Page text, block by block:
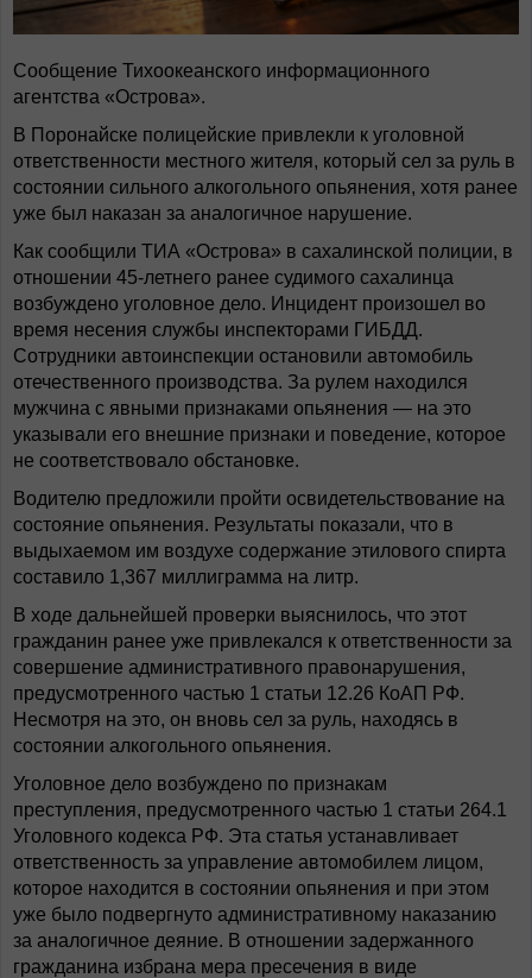
Сообщение Тихоокеанского информационного
агентства «Острова».
В Поронайске полицейские привлекли к уголовной
ответственности местного жителя, который сел за руль в
состоянии сильного алкогольного опьянения, хотя ранее
уже был наказан за аналогичное нарушение.
Как сообщили ТИА «Острова» в сахалинской полиции, в
отношении 45-летнего ранее судимого сахалинца
возбуждено уголовное дело. Инцидент произошел во
время несения службы инспекторами ГИБДД.
Сотрудники автоинспекции остановили автомобиль
отечественного производства. За рулем находился
мужчина с явными признаками опьянения — на это
указывали его внешние признаки и поведение, которое
не соответствовало обстановке.
Водителю предложили пройти освидетельствование на
состояние опьянения. Результаты показали, что в
выдыхаемом им воздухе содержание этилового спирта
составило 1,367 миллиграмма на литр.
В ходе дальнейшей проверки выяснилось, что этот
гражданин ранее уже привлекался к ответственности за
совершение административного правонарушения,
предусмотренного частью 1 статьи 12.26 КоАП РФ.
Несмотря на это, он вновь сел за руль, находясь в
состоянии алкогольного опьянения.
Уголовное дело возбуждено по признакам
преступления, предусмотренного частью 1 статьи 264.1
Уголовного кодекса РФ. Эта статья устанавливает
ответственность за управление автомобилем лицом,
которое находится в состоянии опьянения и при этом
уже было подвергнуто административному наказанию
за аналогичное деяние. В отношении задержанного
гражданина избрана мера пресечения в виде